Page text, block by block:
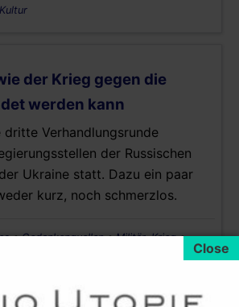
der Krieg gegen die
werden kann
Verhandlungsrunde
der Russischen
Ukraine statt. Dazu ein paar
kurz, noch schmerzlos.
•Gedankenquellen•Militär, Krieg•